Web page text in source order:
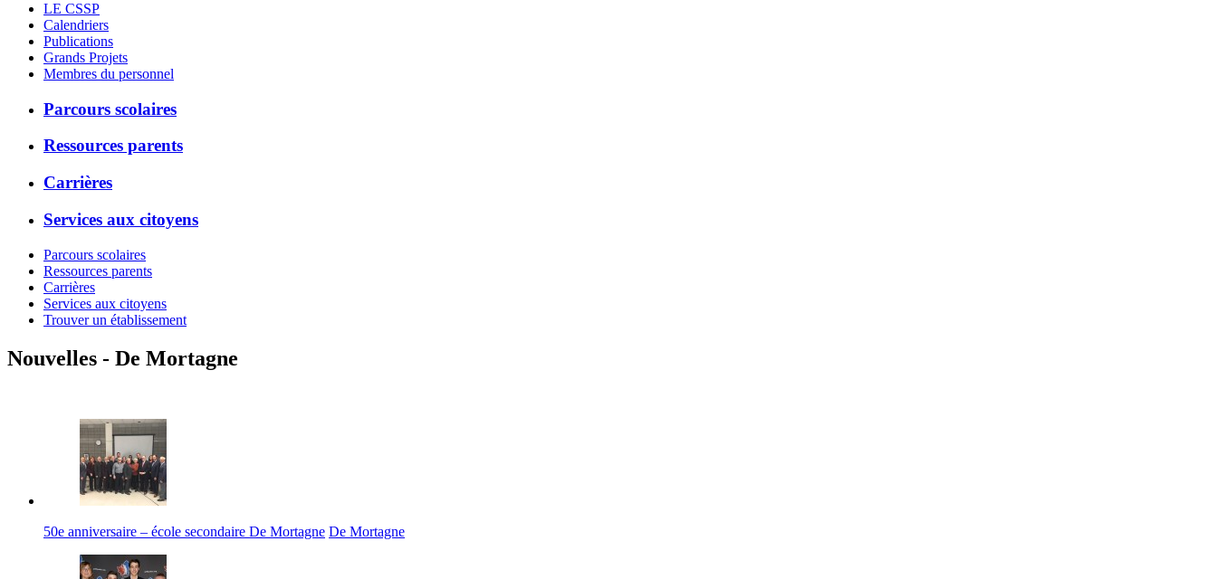
LE CSSP
Calendriers
Publications
Grands Projets
Membres du personnel
Parcours scolaires
Ressources parents
Carrières
Services aux citoyens
Parcours scolaires
Ressources parents
Carrières
Services aux citoyens
Trouver un établissement
Nouvelles - De Mortagne
50e anniversaire – école secondaire De Mortagne De Mortagne